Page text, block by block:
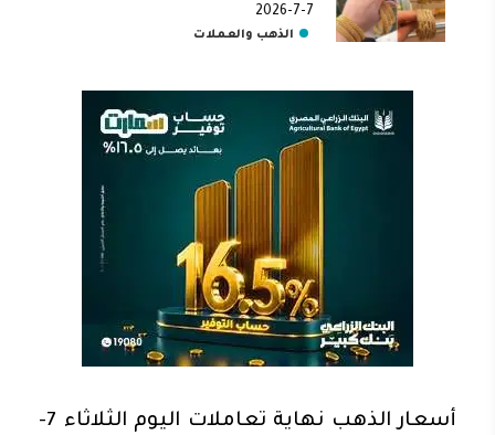
7-7-2026
الذهب والعملات
أسعار الذهب نهاية تعاملات اليوم الثلاثاء 7-